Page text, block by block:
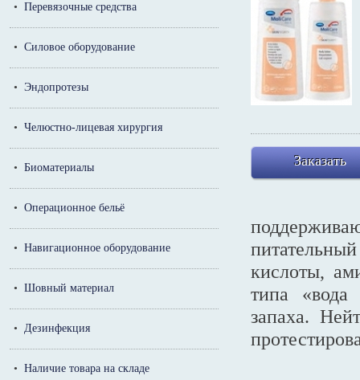
• Перевязочные средства
• Силовое оборудование
• Эндопротезы
• Челюстно-лицевая хирургия
• Биоматериалы
• Операционное бельё
• Навигационное оборудование
• Шовный материал
• Дезинфекция
• Наличие товара на складе
Заказать
кислоты,
типа
запаха.